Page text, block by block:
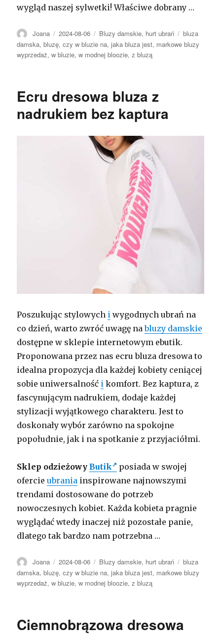
wygląd naszej sylwetki! Właściwe dobrany …
Autor
Joana Opublikowano
2024-08-06 Kategorie
Bluzy damskie, hurt ubrań Tagi
bluza
damska,bluzę,czy w bluzie na,jaka bluza jest, markowe bluzy
wyprzedaż,w bluzie,w modnej bloozie,z bluzą
Ecru dresowa bluza z
nadrukiem bez kaptura
Poszukując stylowych i wygodnych ubrań na
co dzień, warto zwróć uwagę nabluzy damskie
dostępne w sklepie internetowym ebutik.
Proponowana przez nas ecru bluza dresowa to
idealna propozycja dla każdej kobiety ceniącej
sobie uniwersalność i komfort. Bez kaptura, z
fascynującym nadrukiem, dodaje każdej
stylizacji wyjątkowego charakteru. Jest to
doskonały wybór zarówno na spokojne
popołudnie, jak i na spotkanie z przyjaciółmi.
Sklep odzieżowyButik
posiada w swojej
ofercieubrania inspirowane najnowszymi
trendami dostosowane do potrzeb
nowoczesnych kobiet. Każda kobieta pragnie
wyglądać wtedy inaczej niż pozostałe panie,
dlatego tak bardzo nam potrzebna …
Autor
Joana Opublikowano
2024-08-06 Kategorie
Bluzy damskie, hurt ubrań Tagi
bluza
damska,bluzę,czy w bluzie na,jaka bluza jest, markowe bluzy
wyprzedaż,w bluzie,w modnej bloozie,z bluzą
Ciemnobrązowa dresowa